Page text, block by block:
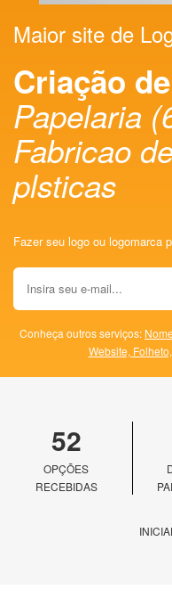
Maior site de
Criação de
Papelaria
Fabricao
plsticas
Fazer seu logo ou logomarca
Conheça outros serviços:
Website, Folheto,
52
OPÇÕES
RECEBIDAS